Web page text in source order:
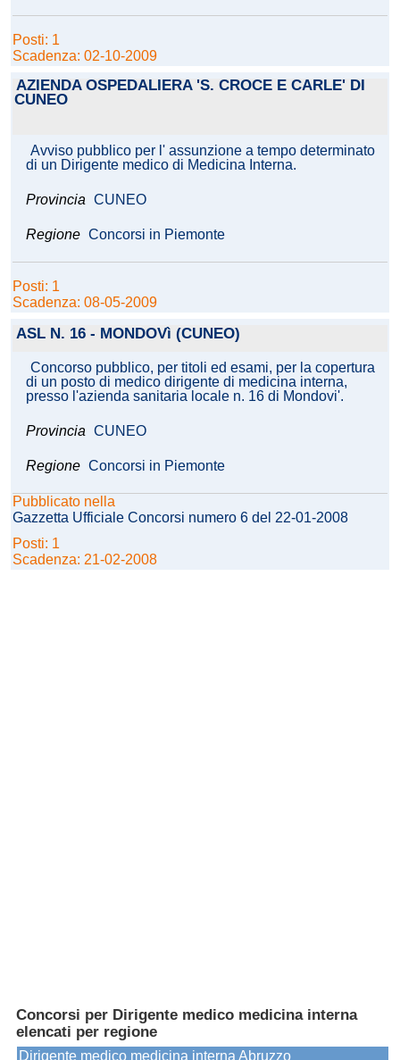
Posti: 1
Scadenza: 02-10-2009
AZIENDA OSPEDALIERA 'S. CROCE E CARLE' DI
CUNEO
Avviso pubblico per l' assunzione a tempo determinato
di un Dirigente medico di Medicina Interna.
Provincia CUNEO
Regione Concorsi in Piemonte
Posti: 1
Scadenza: 08-05-2009
ASL N. 16 - MONDOVì (CUNEO)
Concorso pubblico, per titoli ed esami, per la copertura
di un posto di medico dirigente di medicina interna,
presso l'azienda sanitaria locale n. 16 di Mondovi'.
Provincia CUNEO
Regione Concorsi in Piemonte
Pubblicato nella
Gazzetta Ufficiale Concorsi numero 6 del 22-01-2008
Posti: 1
Scadenza: 21-02-2008
Concorsi per Dirigente medico medicina interna
elencati per regione
Dirigente medico medicina interna Abruzzo